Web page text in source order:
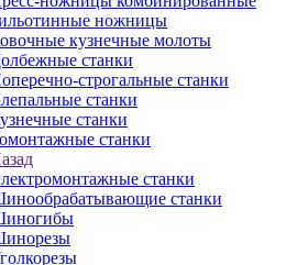
ножницы
кузнечные молоты
станки
строгальные станки
станки
станки
станки
станки
станки